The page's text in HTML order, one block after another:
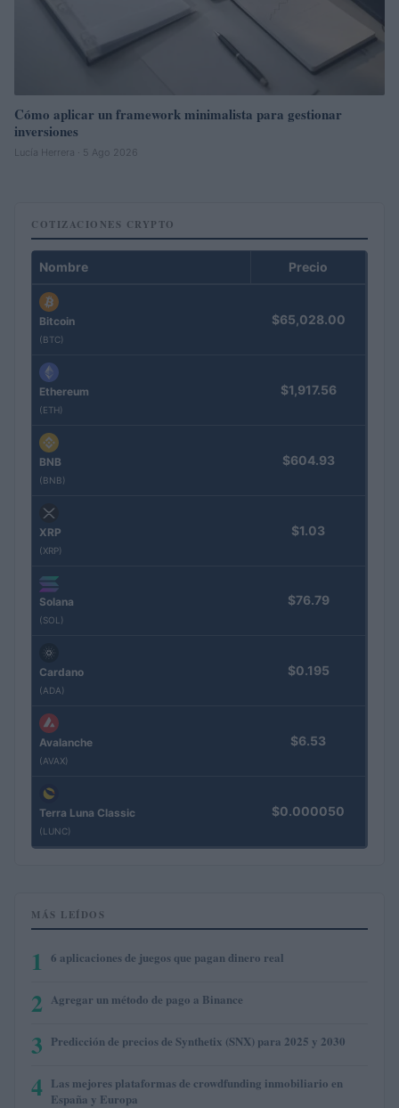
Cómo aplicar un framework minimalista para gestionar
inversiones
Lucía Herrera · 5 Ago 2026
COTIZACIONES CRYPTO
Nombre Precio
Bitcoin
(BTC)
$65,028.00
Ethereum
(ETH)
$1,917.56
BNB
(BNB)
$604.93
XRP
(XRP)
$1.03
Solana
(SOL)
$76.79
Cardano
(ADA)
$0.195
Avalanche
(AVAX)
$6.53
Terra Luna Classic
(LUNC)
$0.000050
MÁS LEÍDOS
1 6 aplicaciones de juegos que pagan dinero real
2 Agregar un método de pago a Binance
3 Predicción de precios de Synthetix (SNX) para 2025 y 2030
4 Las mejores plataformas de crowdfunding inmobiliario en
España y Europa